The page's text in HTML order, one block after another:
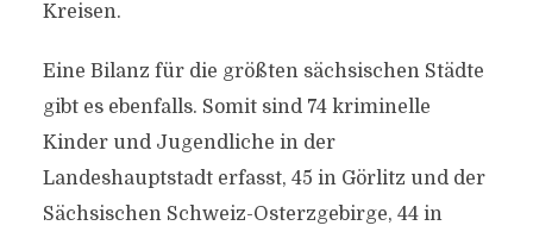
Kreisen.
Eine Bilanz für die größten sächsischen Städte
gibt es ebenfalls. Somit sind 74 kriminelle
Kinder und Jugendliche in der
Landeshauptstadt erfasst, 45 in Görlitz und der
Sächsischen Schweiz-Osterzgebirge, 44 in